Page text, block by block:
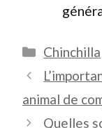
Catégories
Chinchilla
animal de
Quelles